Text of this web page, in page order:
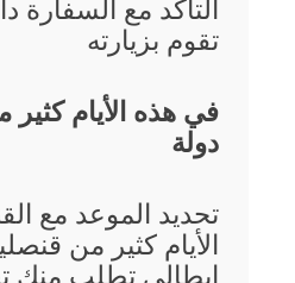
التأكد مع السفارة
تقوم بزيارته
في هذه الأيام
دولة
تحديد الموعد مع
الأيام كثير من
إيطالي تطلب منك